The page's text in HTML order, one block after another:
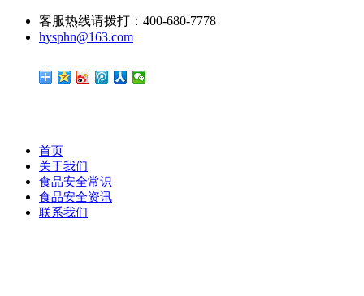
客服热线请拨打：400-680-7778
hysphn@163.com
首页
关于我们
食品安全常识
食品安全资讯
联系我们